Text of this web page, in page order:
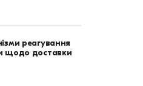
реагування
щодо доставки